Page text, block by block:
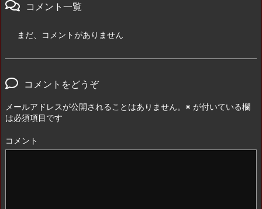
コメント一覧
まだ、コメントがありません
コメントをどうぞ
メールアドレスが公開されることはありません。 ※ が付いている欄
は必須項目です
コメント